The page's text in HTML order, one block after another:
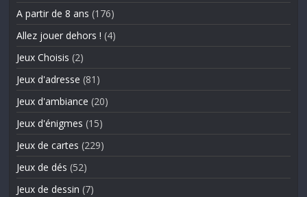
A partir de 8 ans (176)
Allez jouer dehors ! (4)
Jeux Choisis (2)
Jeux d'adresse (81)
Jeux d'ambiance (20)
Jeux d'énigmes (15)
Jeux de cartes (229)
Jeux de dés (52)
Jeux de dessin (7)